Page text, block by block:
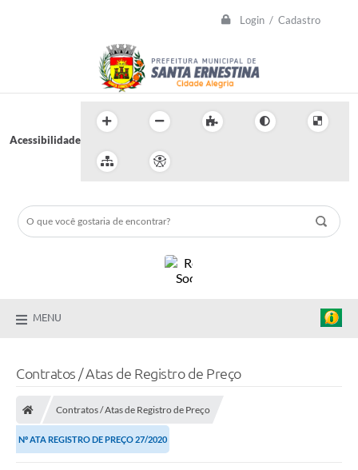
Login / Cadastro
Acessibilidade
MENU
Contratos / Atas de Registro de Preço
Contratos / Atas de Registro de Preço
Nº ATA REGISTRO DE PREÇO 27/2020